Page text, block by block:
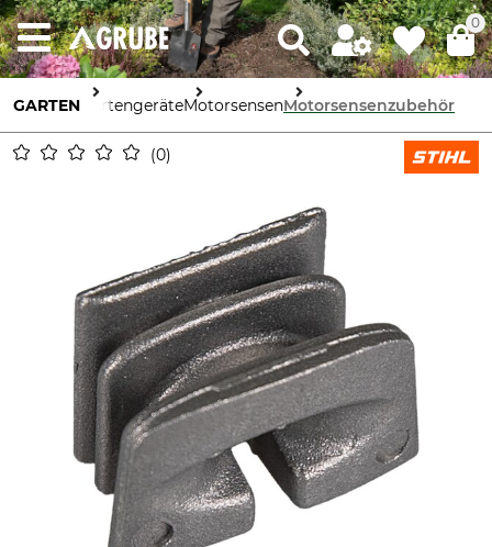
0
GARTEN GartengeräteMotorsensenMotorsensenzubehör
0